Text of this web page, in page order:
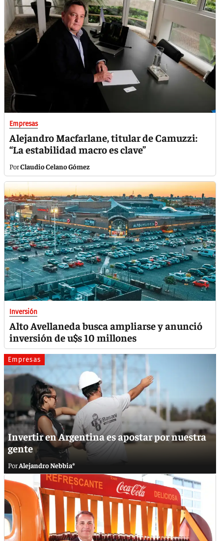
Empresas
Alejandro Macfarlane, titular de Camuzzi:
“La estabilidad macro es clave”
Claudio Celano Gómez
Inversión
Alto Avellaneda busca ampliarse y anunció
inversión de u$s 10 millones
Empresas
Invertir en Argentina es apostar por nuestra
gente
Alejandro Nebbia*